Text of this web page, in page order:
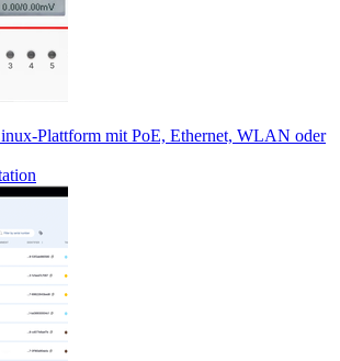
Plattform mit PoE, Ethernet, WLAN oder